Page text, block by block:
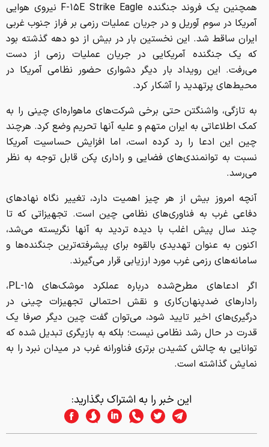
همچنین یک فروند جنگنده F-۱۵E Strike Eagle نیروی هوایی
آمریکا در سوم آوریل و در جریان عملیات رزمی بر فراز جنوب غربی
ایران ساقط شد. این نخستین بار در بیش از دو دهه گذشته بود
که یک جنگنده آمریکایی در جریان عملیات رزمی از دست
می‌رفت. این رویداد بار دیگر دشواری حضور نظامی آمریکا در
محیط‌های پرتهدید را آشکار کرد.
به تازگی، واشنگتن حتی برخی شرکت‌های ماهواره‌ای چینی را به
کمک اطلاعاتی به ایران متهم و علیه آنها تحریم وضع کرد. هرچند
چین این ادعا را رد کرده است، اما افزایش حساسیت آمریکا
نسبت به توانمندی‌های فضایی و راداری پکن قابل توجه به نظر
می‌رسد.
آنچه امروز بیش از هر چیز اهمیت دارد، تغییر نگاه نهادهای
دفاعی غرب به فناوری‌های نظامی چین است. تجهیزاتی که تا
چند سال پیش اغلب با دیده تردید به آنها نگریسته می‌شد،
اکنون به عنوان تهدیدی بالقوه برای پیشرفته‌ترین جنگنده‌ها و
سامانه‌های رزمی غرب مورد ارزیابی قرار می‌گیرند.
اگر ادعاهای مطرح‌شده درباره عملکرد موشک‌های PL-۱۵،
رادارهای ضدپنهان‌کاری و نقش احتمالی تجهیزات چینی در
درگیری‌های اخیر تایید شود، می‌توان گفت چین دیگر صرفا یک
قدرت در حال رشد نظامی نیست؛ بلکه به بازیگری تبدیل شده که
توانایی به چالش کشیدن برتری فناورانه غرب در میدان نبرد را به
نمایش گذاشته است.
این خبر را به اشتراک بگذارید: